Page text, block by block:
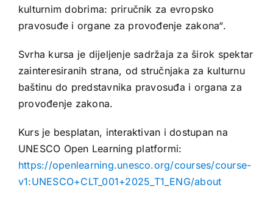
kulturnim dobrima: priručnik za evropsko
pravosuđe i organe za provođenje zakona“.
Svrha kursa je dijeljenje sadržaja za širok spektar
zainteresiranih strana, od stručnjaka za kulturnu
baštinu do predstavnika pravosuđa i organa za
provođenje zakona.
Kurs je besplatan, interaktivan i dostupan na
UNESCO Open Learning platformi:
https://openlearning.unesco.org/courses/course-
v1:UNESCO+CLT_001+2025_T1_ENG/about